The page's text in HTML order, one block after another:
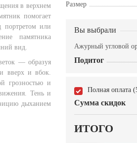
в верхнем
помогает
портретом или
памятника
вид.
— образуя
вверх и вбок.
грозностью и
Тень и
дыханием
Размер
Вы выбрали
Ажурный угловой
Подитог
Полная оплата
Сумма скидок
ИТОГО